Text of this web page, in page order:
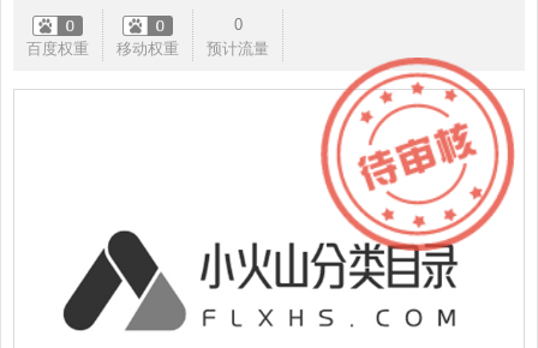
百度权重 移动权重
0
预计流量